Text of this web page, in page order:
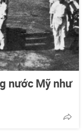
nước Mỹ như